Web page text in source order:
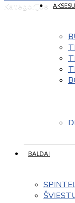
Kategorijos
BALDAI